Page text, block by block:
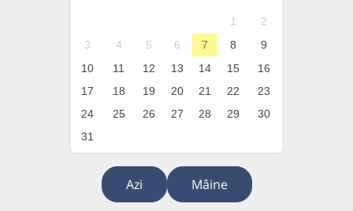
1
2
3
4 5 6 7 8
9
10
11 12 13 14 15
16
17
18 19 20 21 22
23
24
25 26 27 28 29
30
31
Azi Mâine